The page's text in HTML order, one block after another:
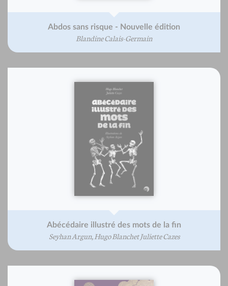
Abdos sans risque - Nouvelle édition
Blandine Calais-Germain
Abécédaire illustré des mots de la fin
Seyhan Argun, Hugo Blanchet Juliette Cazes